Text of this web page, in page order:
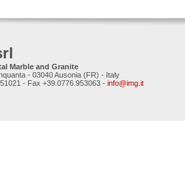
Marble and Granite
- 03040 Ausonia (FR) - Italy
- Fax +39.0776.953063 - info@img.it